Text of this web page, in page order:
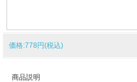
価格:778円(税込)
商品説明